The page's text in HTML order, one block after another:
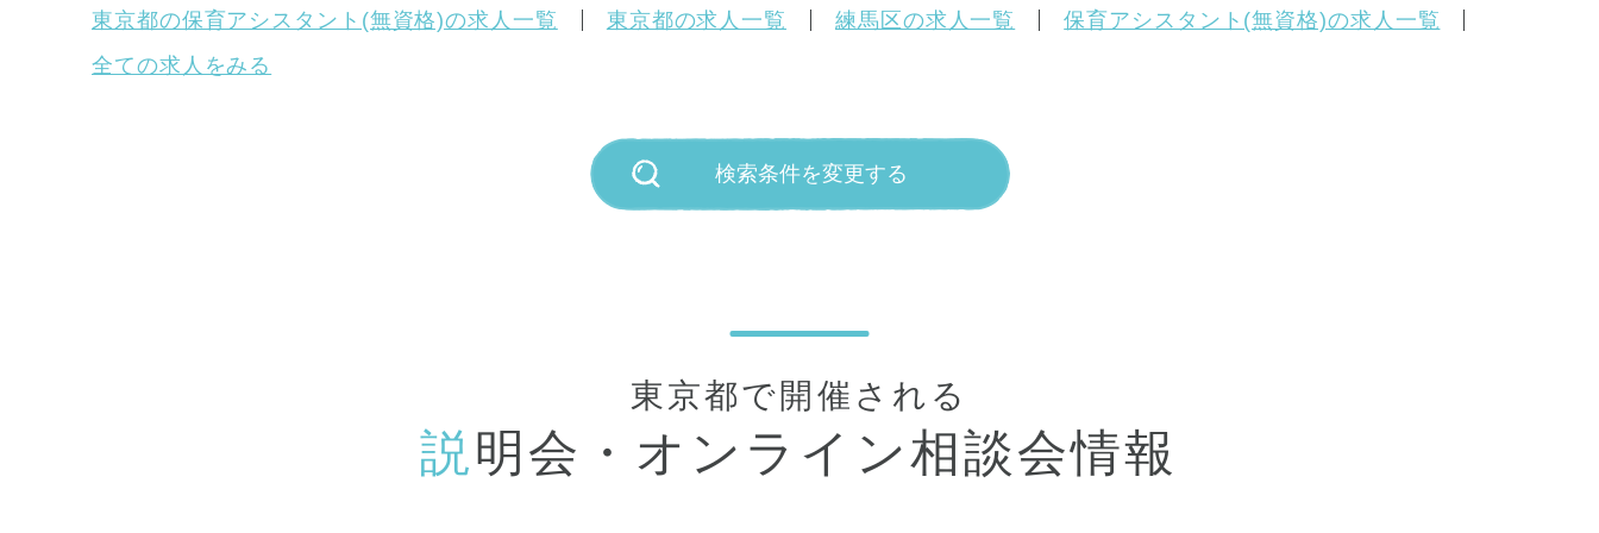
東京都の保育アシスタント(無資格)の求人一覧 東京都の求人一覧 練馬区の求人一覧
保育アシスタント(無資格)の求人一覧
全ての求人をみる
検索条件を変更する
東京都で開催される
説明会・ オンライン相談会情報